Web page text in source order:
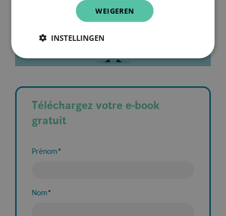
Téléchargez votre e-book
gratuit
Prénom*
Nom*
WEIGEREN
INSTELLINGEN